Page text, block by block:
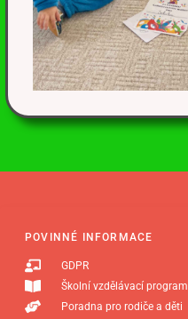
POVINNÉ INFORMACE
GDPR
Školní vzdělávací program
Poradna pro rodiče a děti